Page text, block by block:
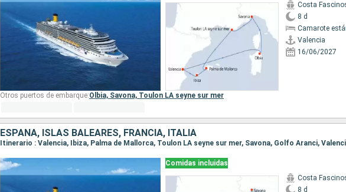
Costa
8 d
Camarote
Valencia
16/06/2027
Otros puertos de embarque:Olbia, Savona, Toulon LA seyne sur mer
ESPAÑA, ISLAS BALEARES, FRANCIA, ITALIA
Itinerario : Valencia, Ibiza, Palma de Mallorca, Toulon LA seyne sur mer, Savona, Golfo Aranci,
Comidas incluidas
Costa
8 d